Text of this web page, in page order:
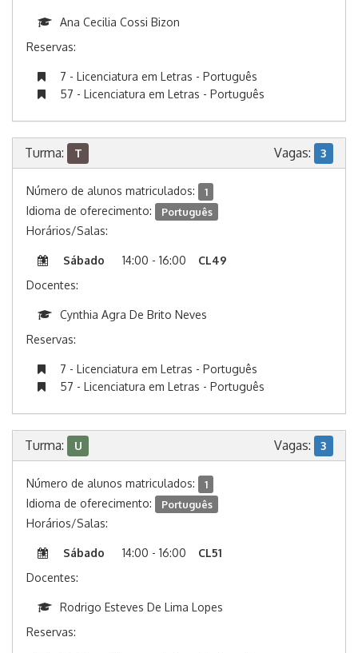
Ana Cecilia Cossi Bizon
Reservas:
7 - Licenciatura em Letras - Português
57 - Licenciatura em Letras - Português
Turma: T Vagas: 3
Número de alunos matriculados: 1
Idioma de oferecimento: Português
Horários/Salas:
Sábado 14:00 - 16:00
CL49
Docentes:
Cynthia Agra De Brito Neves
Reservas:
7 - Licenciatura em Letras - Português
57 - Licenciatura em Letras - Português
Turma: U Vagas: 3
Número de alunos matriculados: 1
Idioma de oferecimento: Português
Horários/Salas:
Sábado 14:00 - 16:00
CL51
Docentes:
Rodrigo Esteves De Lima Lopes
Reservas: